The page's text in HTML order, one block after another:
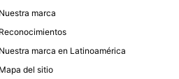
Nuestra marca
Reconocimientos
Nuestra marca en Latinoamérica
Mapa del sitio